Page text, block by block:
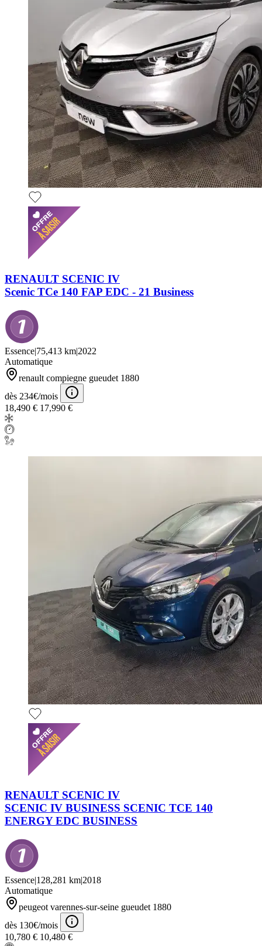
RENAULT SCENIC IV
Scenic TCe 140 FAP EDC - 21 Business
Essence|75,413 km|2022
Automatique
renault compiegne gueudet 1880
dès 234€/mois
18,490 € 17,990 €
RENAULT SCENIC IV
SCENIC IV BUSINESS SCENIC TCE 140
ENERGY EDC BUSINESS
Essence|128,281 km|2018
Automatique
peugeot varennes-sur-seine gueudet 1880
dès 130€/mois
10,780 € 10,480 €